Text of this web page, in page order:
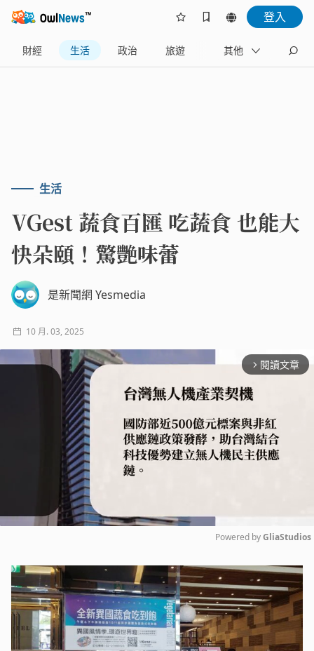
登入
財經 生活 政治 旅遊 體育
其他
生活
VGest 蔬食百匯 吃蔬食 也能大
快朵頤！驚艷味蕾
是新聞網 Yesmedia
10 月. 03, 2025
arrow_forward_ios 閱讀文章
Mute
Powered by GliaStudios